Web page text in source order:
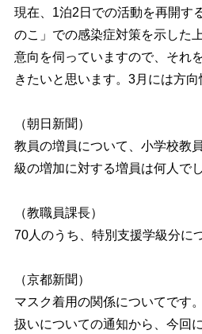
現在、1泊2日での活動を再開す
のこ」での感染症対策を示した
意向を伺っていますので、それ
きたいと思います。3月には方向
（朝日新聞）
教員の増員について、小学校教
級の増加に対する増員は何人で
（教職員課長）
70人のうち、特別支援学級分に
（京都新聞）
マスク着用の関係についてです
扱いについての通知から、今回